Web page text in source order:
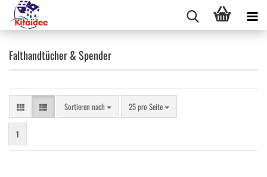
Falthandtücher & Spender
Sortieren nach
Sortieren nach 25 pro Seite
pro Seite
1